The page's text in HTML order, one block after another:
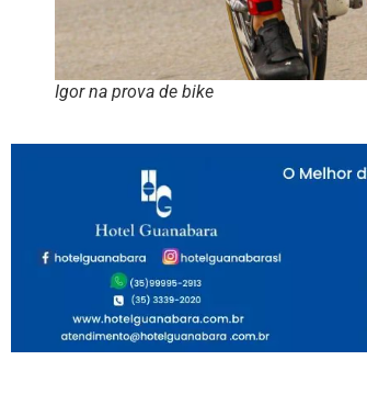
Igor na prova de bike